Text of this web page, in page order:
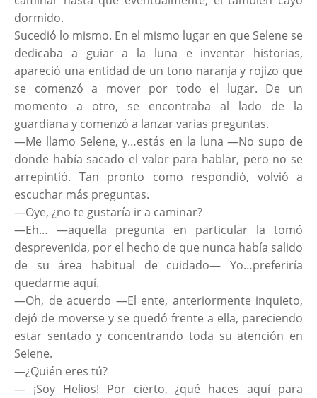
dormido.
Sucedió lo mismo. En el mismo lugar en que Selene se
dedicaba a guiar a la luna e inventar historias,
apareció una entidad de un tono naranja y rojizo que
se comenzó a mover por todo el lugar. De un
momento a otro, se encontraba al lado de la
guardiana y comenzó a lanzar varias preguntas.
—Me llamo Selene, y…estás en la luna —No supo de
donde había sacado el valor para hablar, pero no se
arrepintió. Tan pronto como respondió, volvió a
escuchar más preguntas.
—Oye, ¿no te gustaría ir a caminar?
—Eh… —aquella pregunta en particular la tomó
desprevenida, por el hecho de que nunca había salido
de su área habitual de cuidado— Yo…preferiría
quedarme aquí.
—Oh, de acuerdo —El ente, anteriormente inquieto,
dejó de moverse y se quedó frente a ella, pareciendo
estar sentado y concentrando toda su atención en
Selene.
—¿Quién eres tú?
— ¡Soy Helios! Por cierto, ¿qué haces aquí para